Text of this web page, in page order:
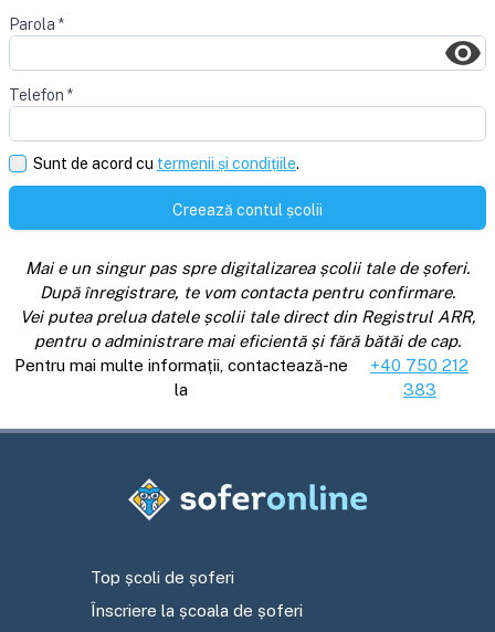
Parola *
Telefon *
Sunt de acord cu termenii și condițiile.
Creează contul școlii
Mai e un singur pas spre digitalizarea școlii tale de șoferi.
După înregistrare, te vom contacta pentru confirmare.
Vei putea prelua datele școlii tale direct din Registrul ARR,
pentru o administrare mai eficientă și fără bătăi de cap.
Pentru mai multe informații, contactează-ne
la
+40 750 212
383
Top școli de șoferi
Înscriere la școala de șoferi